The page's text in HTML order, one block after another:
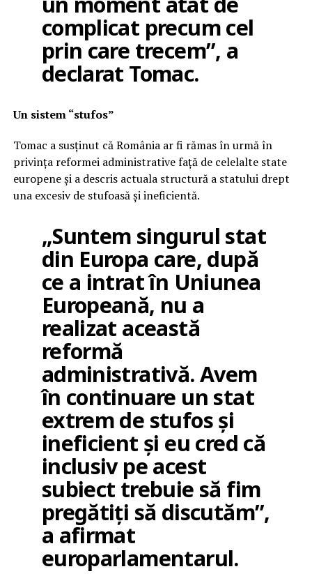
complicat precum cel
prin care trecem”, a
declarat Tomac.
Un sistem “stufos”
Tomac a susținut că România ar fi rămas în urmă în
privința reformei administrative față de celelalte state
europene și a descris actuala structură a statului drept
una excesiv de stufoasă și ineficientă.
„Suntem singurul stat
din Europa care, după
ce a intrat în Uniunea
Europeană, nu a
realizat această
reformă
administrativă. Avem
în continuare un stat
extrem de stufos și
ineficient și eu cred că
inclusiv pe acest
subiect trebuie să fim
pregătiți să discutăm”,
a afirmat
europarlamentarul.